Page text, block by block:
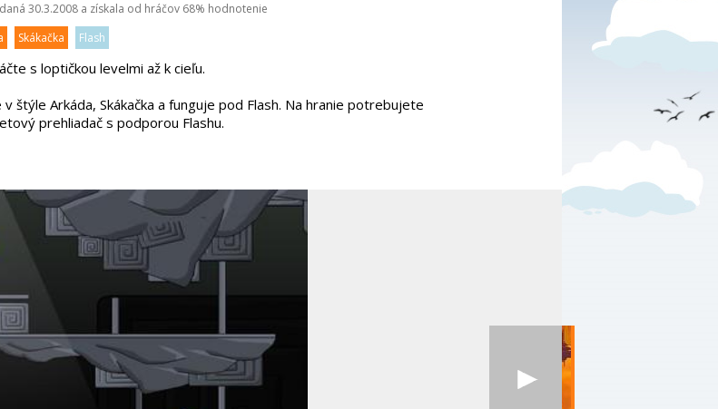
30.3.2008 a získala od hráčov 68% hodnotenie
Skákačka Flash
s loptičkou levelmi až k cieľu.
v štýle Arkáda, Skákačka a funguje pod Flash. Na hranie potrebujete
prehliadač s podporou Flashu.